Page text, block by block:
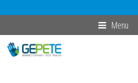
Inhalt
springen
Menu